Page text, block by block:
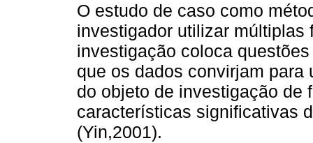
O estudo de caso como
investigador utilizar múltiplas
investigação coloca
que os dados convirjam para
do objeto de investigação de
características significativas
(Yin,2001).